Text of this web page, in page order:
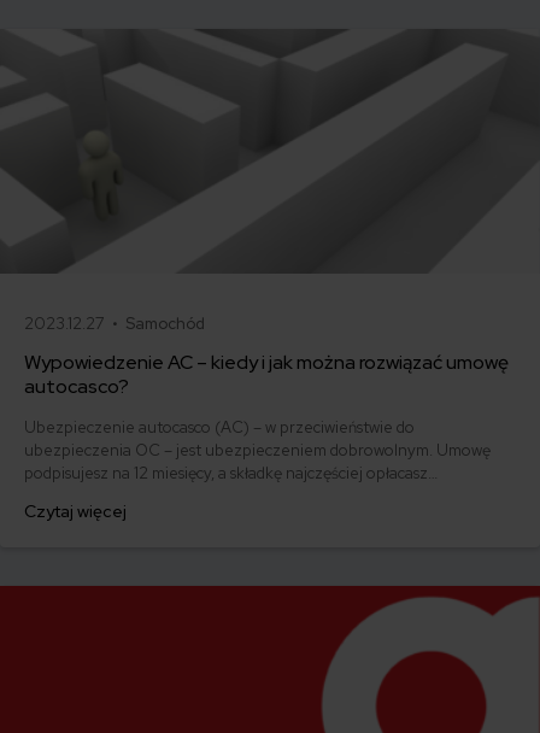
2023.12.27 • Samochód
Wypowiedzenie AC – kiedy i jak można rozwiązać umowę
autocasco?
Ubezpieczenie autocasco (AC) – w przeciwieństwie do
ubezpieczenia OC – jest ubezpieczeniem dobrowolnym. Umowę
podpisujesz na 12 miesięcy, a składkę najczęściej opłacasz
ofertę lub zdecydowałeś się sprzedać samochód w trakcie trwania
Czytaj więcej